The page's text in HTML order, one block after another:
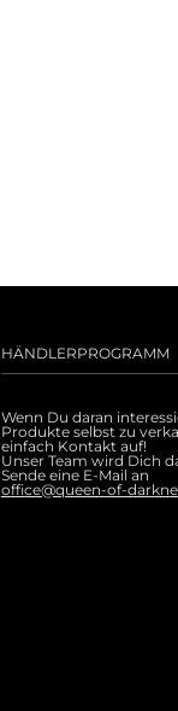
HÄNDLERPROGRAMM
Wenn Du daran
Produkte selbst zu
einfach Kontakt auf!
Unser Team wird Dich
Sende eine E-Mail an
office@queen-of-